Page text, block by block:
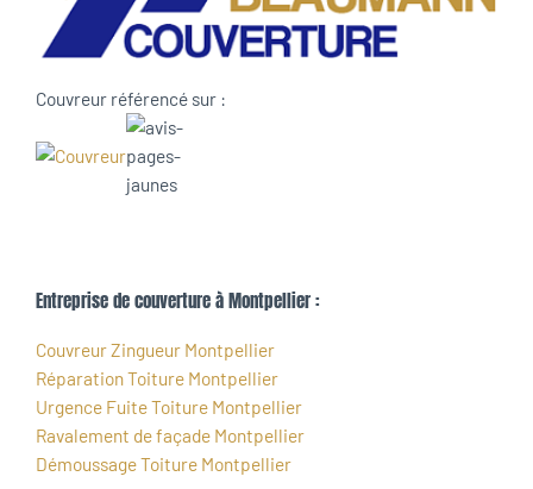
Couvreur référencé sur :
Entreprise de couverture à Montpellier :
Couvreur Zingueur Montpellier
Réparation Toiture Montpellier
Urgence Fuite Toiture Montpellier
Ravalement de façade Montpellier
Démoussage Toiture Montpellier